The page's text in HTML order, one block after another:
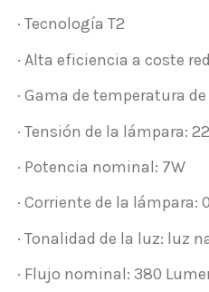
· Tecnología T2
· Alta eficiencia a coste
· Gama de temperatura
· Tensión de la lámpara:
· Potencia nominal: 7W
· Corriente de la lámpara:
· Tonalidad de la luz: luz
· Flujo nominal: 380